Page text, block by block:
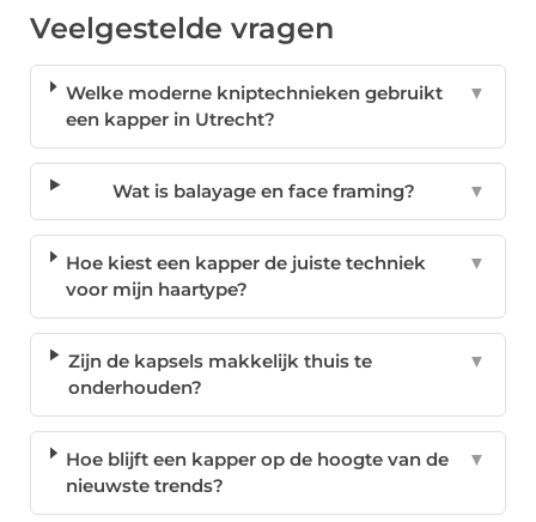
Veelgestelde vragen
Welke moderne kniptechnieken gebruikt
een kapper in Utrecht?
▼
Wat is balayage en face framing? ▼
Hoe kiest een kapper de juiste techniek
voor mijn haartype?
▼
Zijn de kapsels makkelijk thuis te
onderhouden?
▼
Hoe blijft een kapper op de hoogte van de
nieuwste trends?
▼